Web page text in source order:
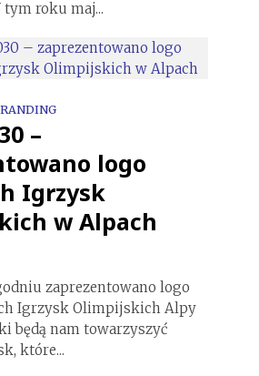
roku maj...
–
logo
Igrzysk
w Alpach
zaprezentowano logo
Igrzysk Olimpijskich Alpy
będą nam towarzyszyć
które...